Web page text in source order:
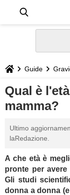
STILE
BIOGRAFIE
DEFINIZIONI
GASTRONOMIA
CAPELLI
Guide
Qual è
mamma?
Ultimo
laRedazione.
A che età è
pronte per
Gli studi
donna a donna